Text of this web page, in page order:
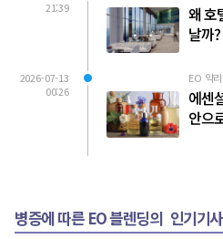
21:39
왜 호
날까?
2026-07-13
00:26
EO 약
에센
안으
병증에 따른 EO 블렌딩의 인기기사